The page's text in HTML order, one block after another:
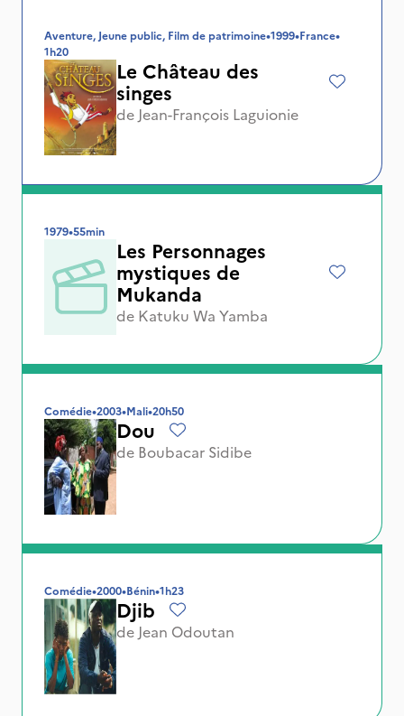
Aventure, Jeune public, Film de patrimoine•1999•France•
1h20
Le Château des
singes
de Jean-François Laguionie
1979•55min
Les Personnages
mystiques de
Mukanda
de Katuku Wa Yamba
Comédie•2003•Mali•20h50
Dou
de Boubacar Sidibe
Comédie•2000•Bénin•1h23
Djib
de Jean Odoutan